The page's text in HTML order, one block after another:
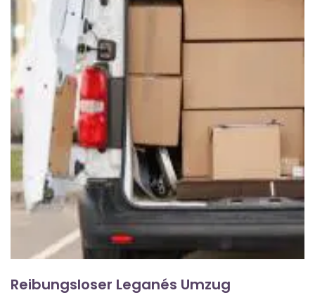
Reibungsloser Leganés Umzug